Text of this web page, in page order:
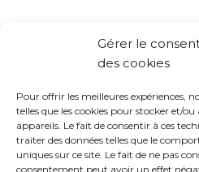
Gérer le
des cookies
Pour offrir les meilleures expériences,
telles que les cookies pour stocker et/
appareils. Le fait de consentir à ces
traiter des données telles que le
uniques sur ce site. Le fait de ne pas
consentement peut avoir un effet